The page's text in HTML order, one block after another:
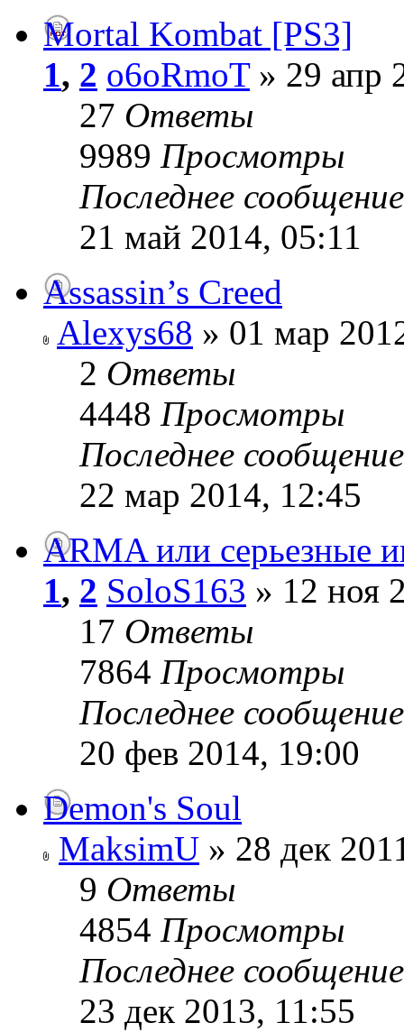
Mortal Kombat [PS3]
1, 2 o6oRmoT» 29 апр
27 Ответы
9989 Просмотры
Последнее
21 май 2014, 05:11
Assassin’s Creed
Alexys68 » 01 мар
2 Ответы
4448 Просмотры
Последнее
22 мар 2014, 12:45
ARMA или серьезные
1, 2 SoloS163 » 12 ноя
17 Ответы
7864 Просмотры
Последнее
20 фев 2014, 19:00
Demon's Soul
MaksimU » 28 дек
9 Ответы
4854 Просмотры
Последнее
23 дек 2013, 11:55